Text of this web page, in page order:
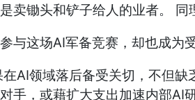
卖锄头和铲子给人的业者。
与这场AI军备竞赛，却也成为
AI领域落后备受关切，不但
手，或藉扩大支出加速内部AI研